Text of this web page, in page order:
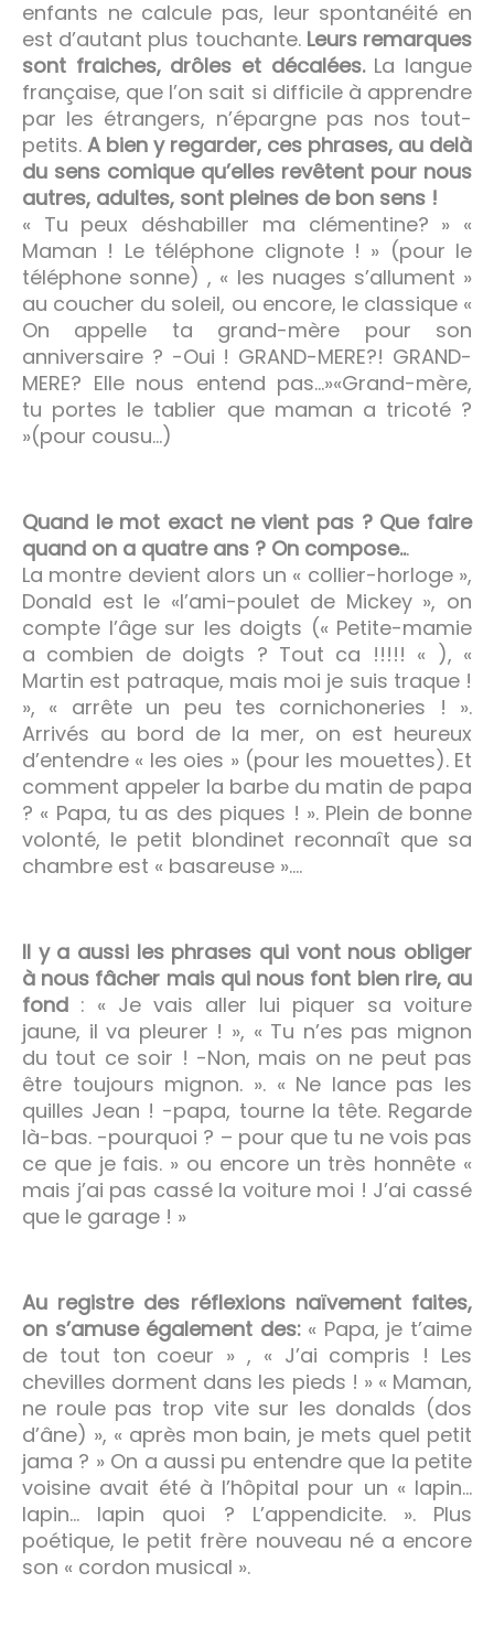
enfants ne calcule pas, leur spontanéité en
est d’autant plus touchante. Leurs remarques
sont fraiches, drôles et décalées.La langue
française, que l’on sait si difficile à apprendre
par les étrangers, n’épargne pas nos tout-
petits. A bien y regarder, ces phrases, au delà
du sens comique qu’elles revêtent pour nous
autres, adultes, sont pleines de bon sens !
« Tu peux déshabiller ma clémentine? » «
Maman ! Le téléphone clignote ! » (pour le
téléphone sonne) , « les nuages s’allument »
au coucher du soleil, ou encore, le classique «
On appelle ta grand-mère pour son
anniversaire ? -Oui ! GRAND-MERE?! GRAND-
MERE? Elle nous entend pas…»«Grand-mère,
tu portes le tablier que maman a tricoté ?
»(pour cousu…)
Quand le mot exact ne vient pas ? Que faire
quand on a quatre ans ? On compose...
La montre devient alors un « collier-horloge »,
Donald est le «l’ami-poulet de Mickey », on
compte l’âge sur les doigts (« Petite-mamie
a combien de doigts ? Tout ca !!!!! « ), «
Martin est patraque, mais moi je suis traque !
», « arrête un peu tes cornichoneries ! ».
Arrivés au bord de la mer, on est heureux
d’entendre « les oies » (pour les mouettes). Et
comment appeler la barbe du matin de papa
? « Papa, tu as des piques ! ». Plein de bonne
volonté, le petit blondinet reconnaît que sa
chambre est « basareuse »….
Il y a aussi les phrases qui vont nous obliger
à nous fâcher mais qui nous font bien rire, au
fond : « Je vais aller lui piquer sa voiture
jaune, il va pleurer ! », « Tu n’es pas mignon
du tout ce soir ! -Non, mais on ne peut pas
être toujours mignon. ». « Ne lance pas les
quilles Jean ! -papa, tourne la tête. Regarde
là-bas. -pourquoi ? – pour que tu ne vois pas
ce que je fais. » ou encore un très honnête «
mais j’ai pas cassé la voiture moi ! J’ai cassé
que le garage ! »
Au registre des réflexions naïvement faites,
on s’amuse également des:« Papa, je t’aime
de tout ton coeur » , « J’ai compris ! Les
chevilles dorment dans les pieds ! » « Maman,
ne roule pas trop vite sur les donalds (dos
d’âne) », « après mon bain, je mets quel petit
jama ? » On a aussi pu entendre que la petite
voisine avait été à l’hôpital pour un « lapin…
lapin… lapin quoi ? L’appendicite. ». Plus
poétique, le petit frère nouveau né a encore
son « cordon musical ».